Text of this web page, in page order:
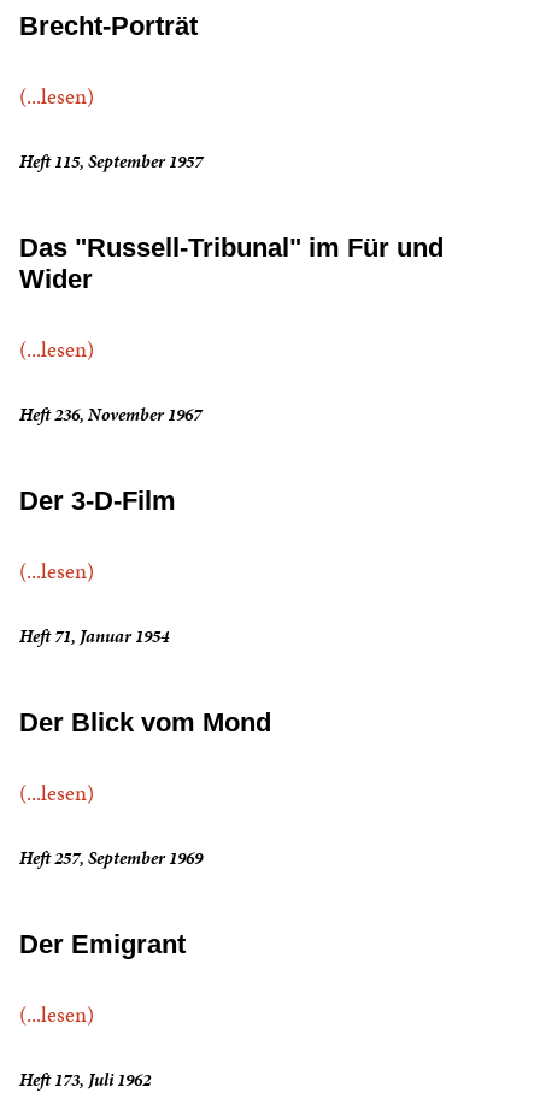
Brecht-Porträt
(...lesen)
Heft 115, September 1957
Das "Russell-Tribunal" im Für und
Wider
(...lesen)
Heft 236, November 1967
Der 3-D-Film
(...lesen)
Heft 71, Januar 1954
Der Blick vom Mond
(...lesen)
Heft 257, September 1969
Der Emigrant
(...lesen)
Heft 173, Juli 1962